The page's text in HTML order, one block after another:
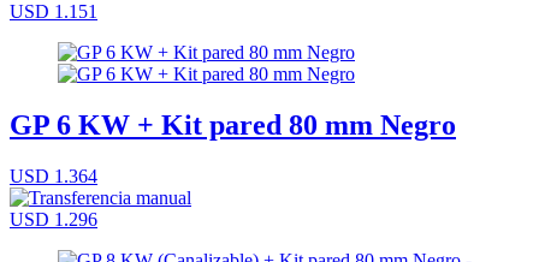
USD 1.151
GP 6 KW + Kit pared 80 mm Negro
USD 1.364
USD 1.296